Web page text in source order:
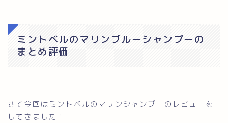
ミントベルのマリンブルーシャンプーの
まとめ評価
さて今回はミントベルのマリンシャンプーのレビューを
してきました！